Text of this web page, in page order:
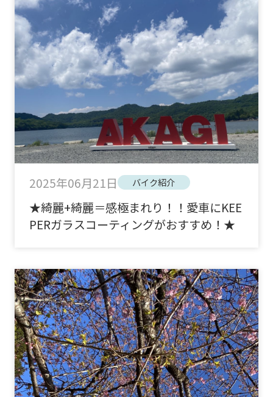
2025年06月21日 バイク紹介
★綺麗+綺麗＝感極まれり！！愛車にKEE
PERガラスコーティングがおすすめ！★